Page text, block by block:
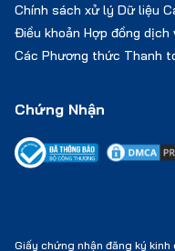
Chứng Nhận
Giấy chứng nhận đăng ký
Chính sách xử lý Dữ liệu
Điều khoản Hợp đồng dịch
Các Phương thức Thanh